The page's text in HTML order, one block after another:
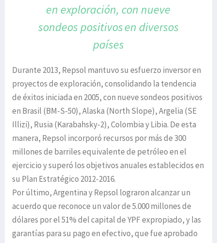
en exploración, con nueve
sondeos positivosen diversos
países
Durante 2013, Repsol mantuvo su esfuerzo inversor en
proyectos de exploración, consolidando la tendencia
de éxitos iniciada en 2005, con nueve sondeos positivos
en Brasil (BM-S-50), Alaska (North Slope), Argelia (SE
Illizi), Rusia (Karabahsky-2), Colombia y Libia. De esta
manera, Repsol incorporó recursos por más de 300
millones de barriles equivalente de petróleo en el
ejercicio y superó los objetivos anuales establecidos en
su Plan Estratégico 2012-2016.
Por último, Argentina y Repsol lograron alcanzar un
acuerdo que reconoce un valor de 5.000 millones de
dólares por el 51% del capital de YPF expropiado, y las
garantías para su pago en efectivo, que fue aprobado